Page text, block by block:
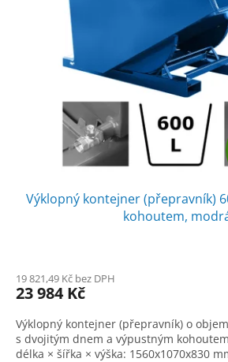
Výklopný kontejner (přepravník)
kohoutem,
19 821,49 Kč bez DPH
23 984 Kč
Výklopný kontejner (přepravník) o
s dvojitým dnem a výpustným
délka × šířka × výška: 1560x1070x830